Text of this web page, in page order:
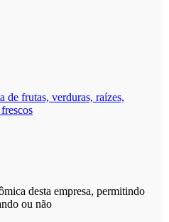
de frutas, verduras, raízes,
desta empresa, permitindo
ou não